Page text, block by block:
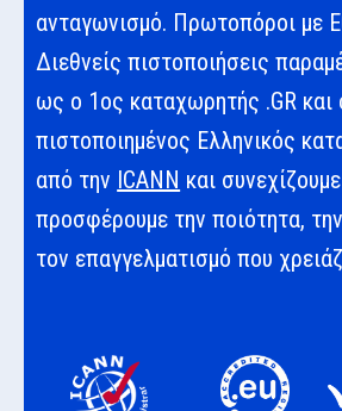
ανταγωνισμό. Πρωτοπόροι με
Διεθνείς πιστοποιήσεις
ως ο 1ος καταχωρητής .GR και
πιστοποιημένος Ελληνικός
από την ICANN και
προσφέρουμε την ποιότητα,
τον επαγγελματισμό που